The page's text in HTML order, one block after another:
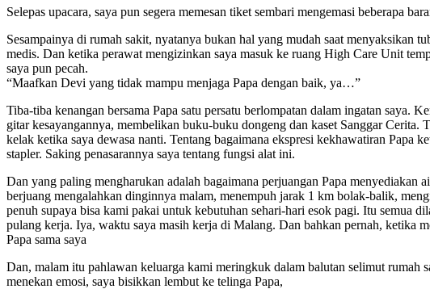
Selepas upacara, saya pun segera memesan tiket sembari mengemasi beberapa
Sesampainya di rumah sakit, nyatanya bukan hal yang mudah saat menyaksikan
medis. Dan ketika perawat mengizinkan saya masuk ke ruang High Care Unit
saya pun pecah.
“Maafkan Devi yang tidak mampu menjaga Papa dengan baik, ya…”
Tiba-tiba kenangan bersama Papa satu persatu berlompatan dalam ingatan saya.
gitar kesayangannya, membelikan buku-buku dongeng dan kaset Sanggar Cerita.
kelak ketika saya dewasa nanti. Tentang bagaimana ekspresi kekhawatiran Papa
stapler. Saking penasarannya saya tentang fungsi alat ini.
Dan yang paling mengharukan adalah bagaimana perjuangan Papa
berjuang mengalahkan dinginnya malam, menempuh jarak 1 km bolak-balik,
penuh supaya bisa kami pakai untuk kebutuhan sehari-hari esok pagi. Itu semua
pulang kerja. Iya, waktu saya masih kerja di Malang. Dan bahkan pernah, ketika
Papa sama saya
Dan, malam itu pahlawan keluarga kami meringkuk dalam balutan selimut
menekan emosi, saya bisikkan lembut ke telinga Papa,